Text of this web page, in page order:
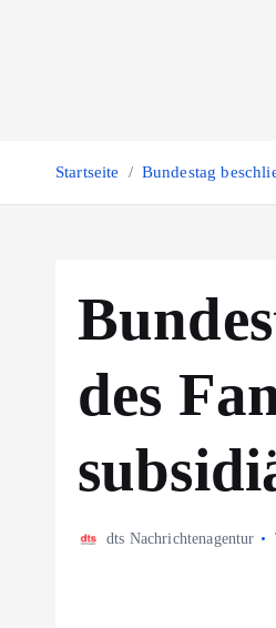
Startseite Bundestag
des
dts Nachrichtenagentur